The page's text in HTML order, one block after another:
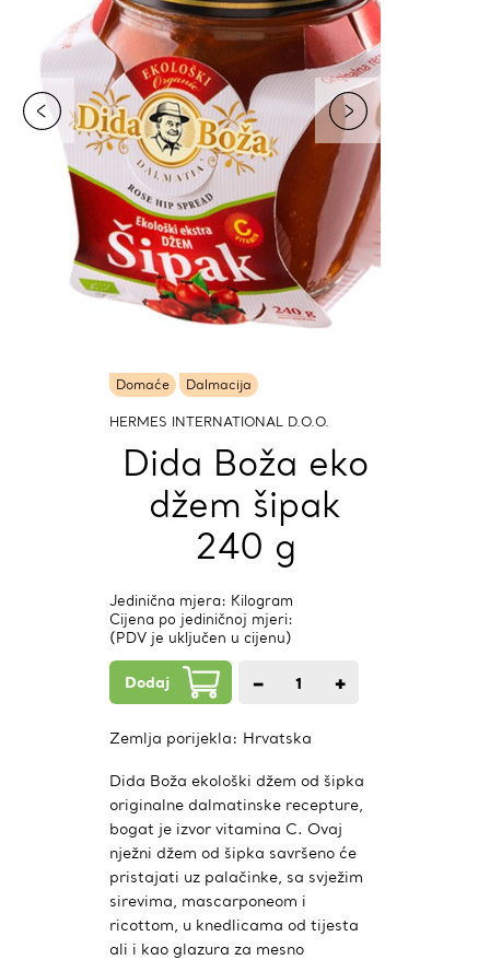
Domaće Dalmacija
HERMES INTERNATIONAL D.O.O.
Dida Boža eko
džem šipak
240 g
Jedinična mjera: Kilogram
Cijena po jediničnoj mjeri:
(PDV je uključen u cijenu)
Dodaj − 1 +
Zemlja porijekla: Hrvatska
Dida Boža ekološki džem od šipka
originalne dalmatinske recepture,
bogat je izvor vitamina C. Ovaj
nježni džem od šipka savršeno će
pristajati uz palačinke, sa svježim
sirevima, mascarponeom i
ricottom, u knedlicama od tijesta
ali i kao glazura za mesno